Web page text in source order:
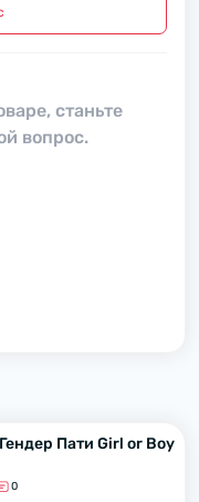
станьте
вопрос.
Пати Girl or Boy
0